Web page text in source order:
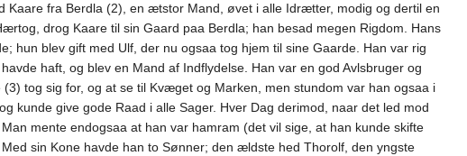
fra Berdla (2), en ætstor Mand, øvet i alle Idrætter, modig og dertil en
drog Kaare til sin Gaard paa Berdla; han besad megen Rigdom. Hans
hun blev gift med Ulf, der nu ogsaa tog hjem til sine Gaarde. Han var rig
haft, og blev en Mand af Indflydelse. Han var en god Avlsbruger og
tog sig for, og at se til Kvæget og Marken, men stundom var han ogsaa i
kunde give gode Raad i alle Sager. Hver Dag derimod, naar det led mod
mente endogsaa at han var hamram (det vil sige, at han kunde skifte
sin Kone havde han to Sønner; den ældste hed Thorolf, den yngste